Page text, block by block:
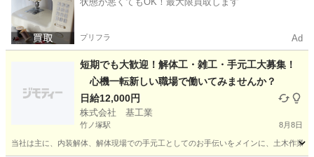
その他 給料
プリフラ Ad
短期でも大歓迎！解体工・雑工・手元工大募集！
心機一転新しい職場で働いてみませんか？
日給12,000円
株式会社 基工業
竹ノ塚駅 8月8日
当社は主に、内装解体、解体現場での手元工としてのお手伝いをメインに、土木作業